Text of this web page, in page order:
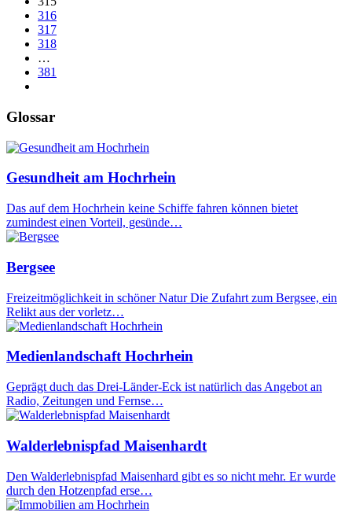
316
317
318
…
381
Glossar
Gesundheit am Hochrhein
Das auf dem Hochrhein keine Schiffe fahren können bietet
zumindest einen Vorteil, gesünde…
Bergsee
Freizeitmöglichkeit in schöner Natur Die Zufahrt zum Bergsee, ein
Relikt aus der vorletz…
Medienlandschaft Hochrhein
Geprägt duch das Drei-Länder-Eck ist natürlich das Angebot an
Radio, Zeitungen und Fernse…
Walderlebnispfad Maisenhardt
Den Walderlebnispfad Maisenhard gibt es so nicht mehr. Er wurde
durch den Hotzenpfad erse…